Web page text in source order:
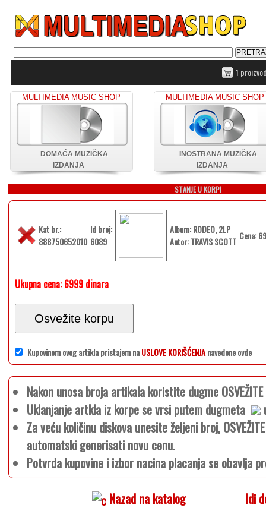
1
MULTIMEDIA MUSIC SHOP
DOMAĆA MUZIČKA
IZDANJA
MULTIMEDIA MUSIC SHOP
INOSTRANA MUZIČKA
IZDANJA
STANJE U KORPI
Kat br.:
888750652010
Id broj:
6089
Album: RODEO, 2LP
Autor: TRAVIS SCOTT Cena:
Ukupna cena:6999 dinara
Osvežite korpu
Kupovinom ovog artikla pristajem naUSLOVE KORIŠĆENJAnavedene ovde
Nakon unosa broja artikala koristite dugme OSVEŽITE
Uklanjanje artkla iz korpe se vrsi putem dugmeta
Za veću količinu diskova unesite željeni broj,
automatski generisati novu cenu.
Potvrda kupovine i izbor nacina placanja se obavlja
Nazad na katalog
Idi